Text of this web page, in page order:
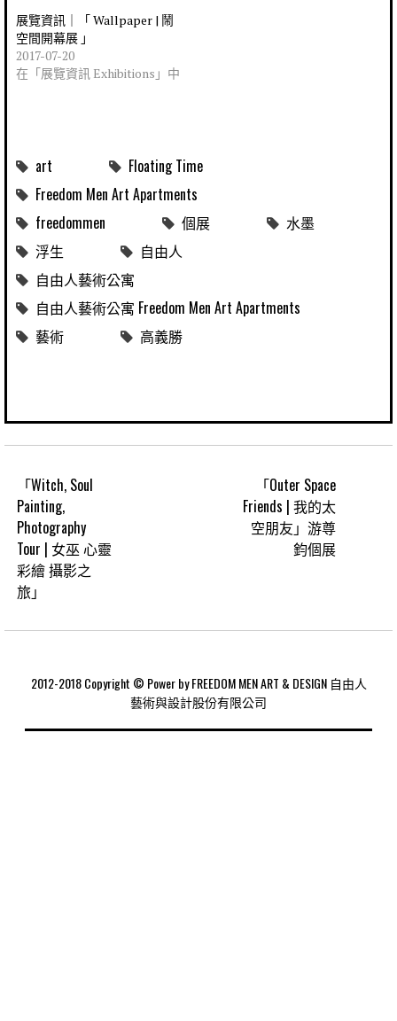
展覽資訊｜「 Wallpaper | 鬧
空間開幕展 」
2017-07-20
在「展覽資訊 Exhibitions」中
art
Floating Time
Freedom Men Art Apartments
freedommen
個展
水墨
浮生
自由人
自由人藝術公寓
自由人藝術公寓 Freedom Men Art Apartments
藝術
高義勝
「Witch, Soul
Painting,
Photography
Tour | 女巫 心靈
彩繪 攝影之
旅」
「Outer Space
Friends | 我的太
空朋友」游尊
鈞個展
2012-2018 Copyright © Power by FREEDOM MEN ART & DESIGN 自由人
藝術與設計股份有限公司